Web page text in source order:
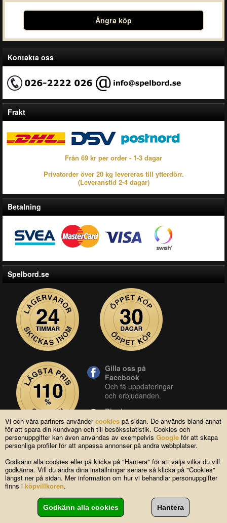
Vi och våra partners användercookies på sidan. De används bland annat
för att spara din kundvagn och till besöksstatistik. Cookies och
personuppgifter kan även användas av exempelvis Google för att skapa
personliga profiler för att anpassa annonser på andra webbplatser.
Godkänn alla cookies eller på klicka på "Hantera" för att välja vilka du vill
godkänna. Vill du ändra dina inställningar senare så klicka på "Cookies"
längst ner på sidan. Mer information om hur vi behandlar personuppgifter
finns i köpvillkoren.
Ångra köp
Kontakta oss
Frakt
Från 69 kr per order - 1-3 dagar
Privatorder över 20 kg levereras till ytterdörr.
(Leveranstid 2-4 dagar)
Betalning
Spelbord.se
Gilla oss på
Facebook
Och få uppdateringar
och erbjudanden.
Blocket
Vår butik på blocket.
YouTube
Se våra produkter live
Copyright © 2004-2026 Lagsidan AB
FAQ|Om oss|Köpvillkor|Cookies |Kontakta oss